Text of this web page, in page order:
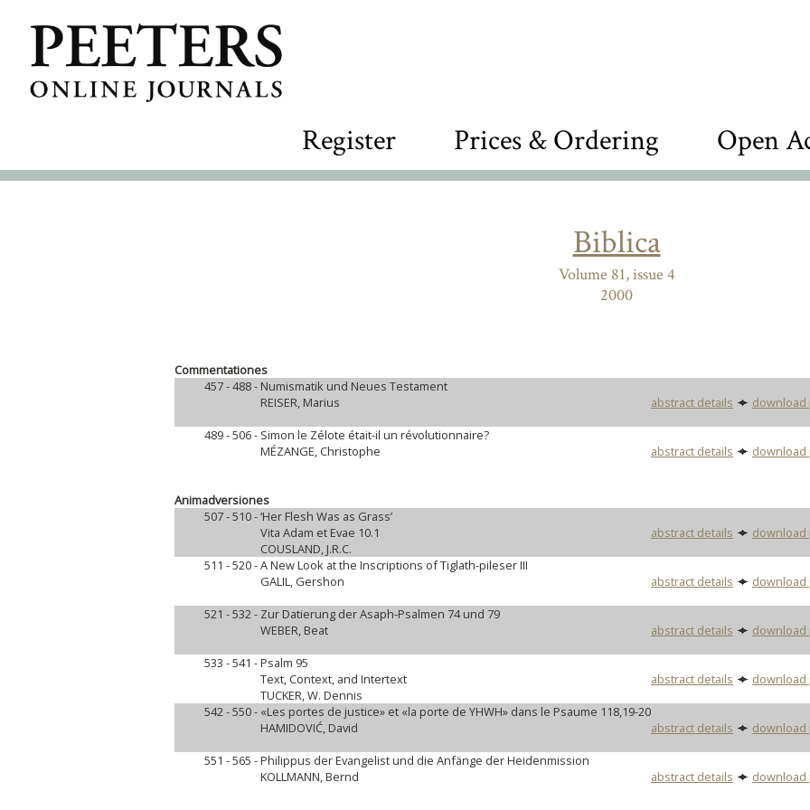
Register Prices & Ordering Open
Biblica
Volume 81, issue 4
2000
Commentationes
457 - 488 - Numismatik und Neues Testament
REISER, Marius
abstract details
download
489 - 506 - Simon le Zélote était-il un révolutionnaire?
MÉZANGE, Christophe
abstract details download
Animadversiones
507 - 510 -‘Her Flesh Was as Grass’
Vita Adam et Evae 10.1
COUSLAND, J.R.C.
abstract details
download
511 - 520 -A New Look at the Inscriptions of Tiglath-pileser III
GALIL, Gershon
abstract details
download
521 - 532 - Zur Datierung der Asaph-Psalmen 74 und 79
WEBER, Beat
abstract details
download
533 - 541 -Psalm 95
Text, Context, and Intertext
TUCKER, W. Dennis
abstract details
download
542 - 550 - «Les portes de justice» et «la porte de YHWH» dans le Psaume 118,19-20
HAMIDOVIĆ, David
abstract details
download
551 - 565 -Philippus der Evangelist und die Anfänge der Heidenmission
KOLLMANN, Bernd
abstract details download